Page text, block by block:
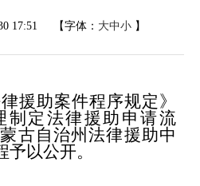
17:51 【字体： 大中小 】
助案件程序规定》
制定法律援助申请流
古自治州法律援助中
以公开。